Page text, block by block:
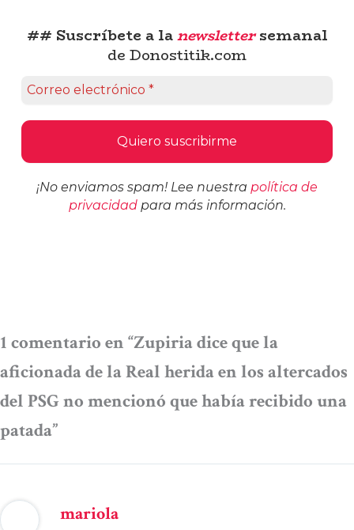
## Suscríbete a lanewslettersemanal
de Donostitik.com
¡No enviamos spam! Lee nuestra política de
privacidadpara más información.
1 comentario en “Zupiria dice que la
aficionada de la Real herida en los altercados
del PSG no mencionó que había recibido una
patada”
mariola